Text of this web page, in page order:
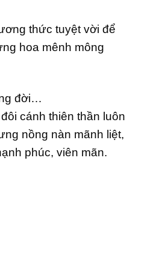
thức tuyệt vời để
hoa mênh mông
đời…
cánh thiên thần luôn
nồng nàn mãnh liệt,
phúc, viên mãn.